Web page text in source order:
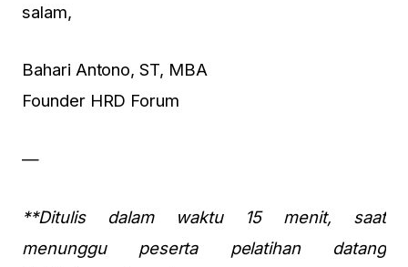
salam,
Bahari Antono, ST, MBA
Founder HRD Forum
—
**Ditulis dalam waktu 15 menit, saat
menunggu peserta pelatihan datang